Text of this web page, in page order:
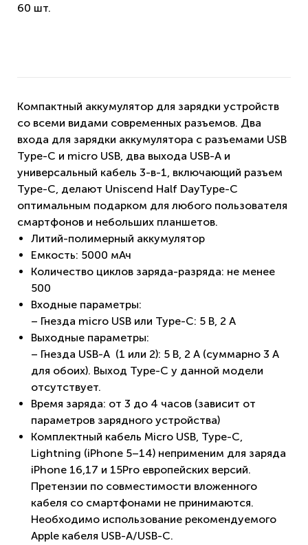
60 шт.
Компактный аккумулятор для зарядки устройств
со всеми видами современных разъемов. Два
входа для зарядки аккумулятора с разъемами USB
Type-C и micro USB, два выхода USB-A и
универсальный кабель 3-в-1, включающий разъем
Type-C, делают Uniscend Half DayType-C
оптимальным подарком для любого пользователя
смартфонов и небольших планшетов.
Литий-полимерный аккумулятор
Емкость: 5000 мАч
Количество циклов заряда-разряда: не менее
500
Входные параметры:
– Гнезда micro USB или Type-C: 5 В, 2 A
Выходные параметры:
– Гнезда USB-A (1 или 2): 5 B, 2 A (суммарно 3 А
для обоих). Выход Type-C у данной модели
отсутствует.
Время заряда: от 3 до 4 часов (зависит от
параметров зарядного устройства)
Комплектный кабель Micro USB, Type-C,
Lightning (iPhone 5–14) неприменим для заряда
iPhone 16,17 и 15Pro европейских версий.
Претензии по совместимости вложенного
кабеля со смартфонами не принимаются.
Необходимо использование рекомендуемого
Apple кабеля USB-A/USB-C.